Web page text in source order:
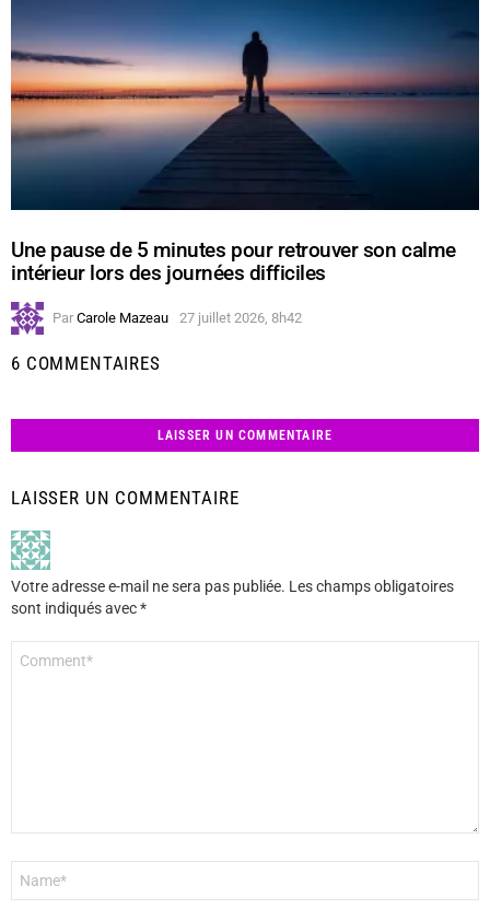
Une pause de 5 minutes pour retrouver son calme
intérieur lors des journées difficiles
Par Carole Mazeau 27 juillet 2026, 8h42
6 COMMENTAIRES
LAISSER UN COMMENTAIRE
LAISSER UN COMMENTAIRE
Votre adresse e-mail ne sera pas publiée. Les champs obligatoires
sont indiqués avec*